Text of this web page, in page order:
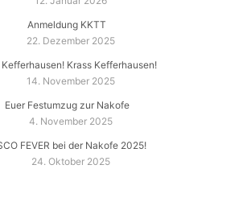
Anmeldung KKTT
22. Dezember 2025
Kefferhausen! Krass Kefferhausen!
14. November 2025
Euer Festumzug zur Nakofe
4. November 2025
FEVER bei der Nakofe 2025!
24. Oktober 2025